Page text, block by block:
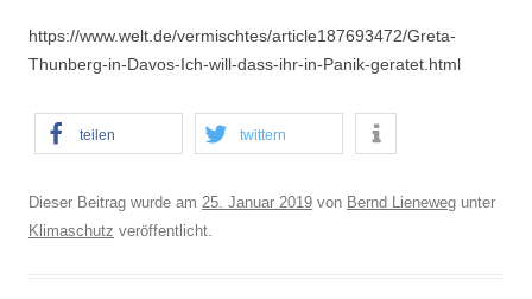
https://www.welt.de/vermischtes/article187693472/Greta-
Thunberg-in-Davos-Ich-will-dass-ihr-in-Panik-geratet.html
teilen twittern
Dieser Beitrag wurde am 25. Januar 2019 von Bernd Lieneweg unter
Klimaschutz veröffentlicht.